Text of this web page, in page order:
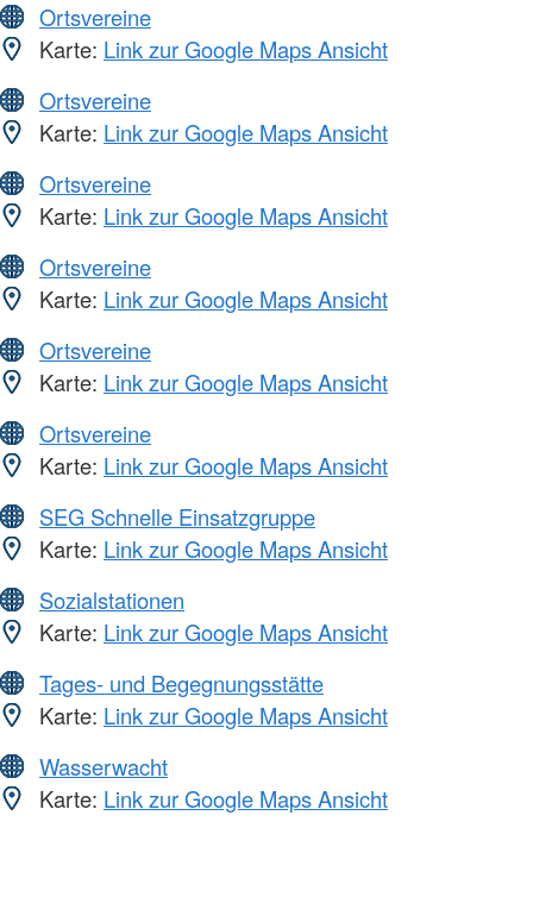
Ortsvereine
Karte: Link zur Google Maps Ansicht
Ortsvereine
Karte: Link zur Google Maps Ansicht
Ortsvereine
Karte: Link zur Google Maps Ansicht
Ortsvereine
Karte: Link zur Google Maps Ansicht
Ortsvereine
Karte: Link zur Google Maps Ansicht
Ortsvereine
Karte: Link zur Google Maps Ansicht
SEG Schnelle Einsatzgruppe
Karte: Link zur Google Maps Ansicht
Sozialstationen
Karte: Link zur Google Maps Ansicht
Tages- und Begegnungsstätte
Karte: Link zur Google Maps Ansicht
Wasserwacht
Karte: Link zur Google Maps Ansicht